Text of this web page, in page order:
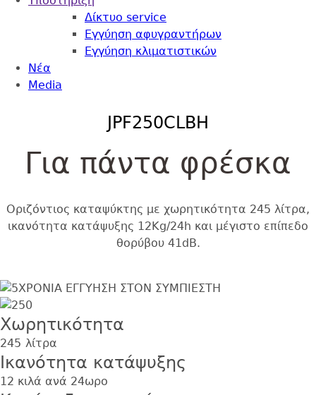
Δίκτυο service
Εγγύηση αφυγραντήρων
Εγγύηση κλιματιστικών
Nέα
Media
JPF250CLBΗ
Για πάντα φρέσκα
Οριζόντιος καταψύκτης με χωρητικότητα 245 λίτρα,
ικανότητα κατάψυξης 12Kg/24h και μέγιστο επίπεδο
θορύβου 41dB.
Εικόνα
Image
Χωρητικότητα
245 λίτρα
Ικανότητα κατάψυξης
12 κιλά ανά 24ωρο